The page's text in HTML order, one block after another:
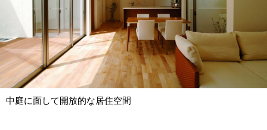
中庭に面して開放的な居住空間